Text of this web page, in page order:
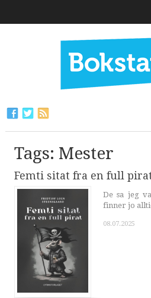
Tags: Mester
Femti sitat fra en full
De sa jeg
finner jo
08.07.2025